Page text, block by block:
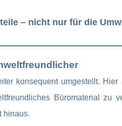
– nicht nur für die
konsequent umgestellt.
Büromaterial zu
hinaus.